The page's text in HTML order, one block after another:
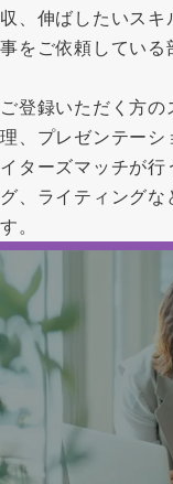
収、伸ばしたいス
事をご依頼している
ご登録いただく方
理、プレゼンテーシ
イターズマッチが
グ、ライティングな
す。